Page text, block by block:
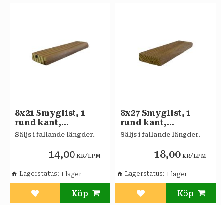
8x21 Smyglist, 1
rund kant,
obehandlad Furu A
Säljs i fallande längder.
14,00 KR/LPM
Lägg till i favoriter
Lagerstatus
8x27 Smyglist, 1
rund kant,
obehandlad Furu A
Säljs i fallande längder.
18,00 KR/LPM
Lägg till i favoriter
Lagerstatus